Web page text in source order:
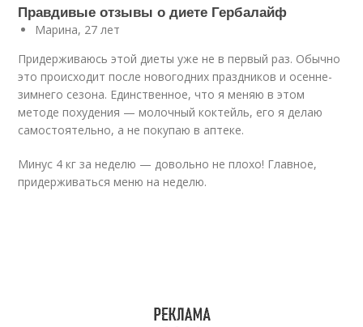
Правдивые отзывы о диете Гербалайф
Марина, 27 лет
Придерживаюсь этой диеты уже не в первый раз. Обычно
это происходит после новогодних праздников и осенне-
зимнего сезона. Единственное, что я меняю в этом
методе похудения — молочный коктейль, его я делаю
самостоятельно, а не покупаю в аптеке.
Минус 4 кг за неделю — довольно не плохо! Главное,
придерживаться меню на неделю.